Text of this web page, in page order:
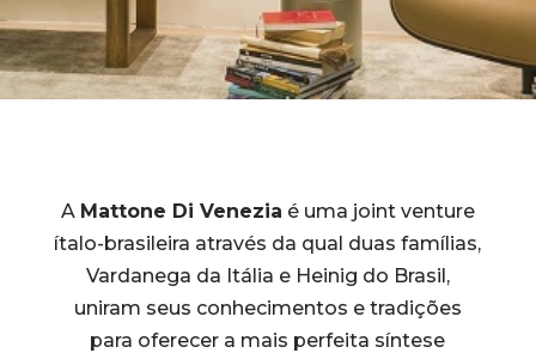
A Mattone Di Venezia é uma joint venture
ítalo-brasileira através da qual duas famílias,
Vardanega da Itália e Heinig do Brasil,
uniram seus conhecimentos e tradições
para oferecer a mais perfeita síntese